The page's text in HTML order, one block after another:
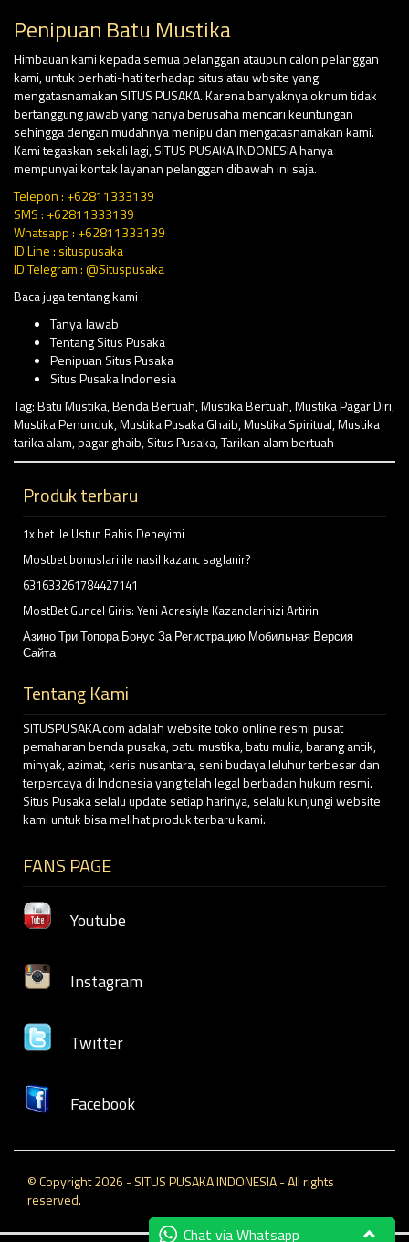
Penipuan Batu Mustika
Himbauan kami kepada semua pelanggan ataupun calon pelanggan
kami, untuk berhati-hati terhadap situs atau wbsite yang
mengatasnamakan SITUS PUSAKA. Karena banyaknya oknum tidak
bertanggung jawab yang hanya berusaha mencari keuntungan
sehingga dengan mudahnya menipu dan mengatasnamakan kami.
Kami tegaskan sekali lagi, SITUS PUSAKA INDONESIA hanya
mempunyai kontak layanan pelanggan dibawah ini saja.
Telepon : +62811333139
SMS : +62811333139
Whatsapp : +62811333139
ID Line : situspusaka
ID Telegram : @Situspusaka
Baca juga tentang kami :
Tanya Jawab
Tentang Situs Pusaka
Penipuan Situs Pusaka
Situs Pusaka Indonesia
Tag:Batu Mustika,Benda Bertuah,Mustika Bertuah,Mustika Pagar Diri,
Mustika Penunduk,Mustika Pusaka Ghaib,Mustika Spiritual,Mustika
tarika alam,pagar ghaib,Situs Pusaka,Tarikan alam bertuah
Produk terbaru
1x bet Ile Ustun Bahis Deneyimi
Mostbet bonuslari ile nasil kazanc saglanir?
631633261784427141
MostBet Guncel Giris: Yeni Adresiyle Kazanclarinizi Artirin
Азино Три Топора Бонус За Регистрацию Мобильная Версия
Сайта
Tentang Kami
SITUSPUSAKA.com adalah website toko online resmi pusat
pemaharan benda pusaka, batu mustika, batu mulia, barang antik,
minyak, azimat, keris nusantara, seni budaya leluhur terbesar dan
terpercaya di Indonesia yang telah legal berbadan hukum resmi.
Situs Pusaka selalu update setiap harinya, selalu kunjungi website
kami untuk bisa melihat produk terbaru kami.
FANS PAGE
Youtube
Instagram
Twitter
Facebook
© Copyright 2026 - SITUS PUSAKA INDONESIA - All rights
reserved.
Chat via Whatsapp